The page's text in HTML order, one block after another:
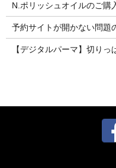
N.ポリッシュオイルのご購
予約サイトが開かない問題
【デジタルパーマ】切り